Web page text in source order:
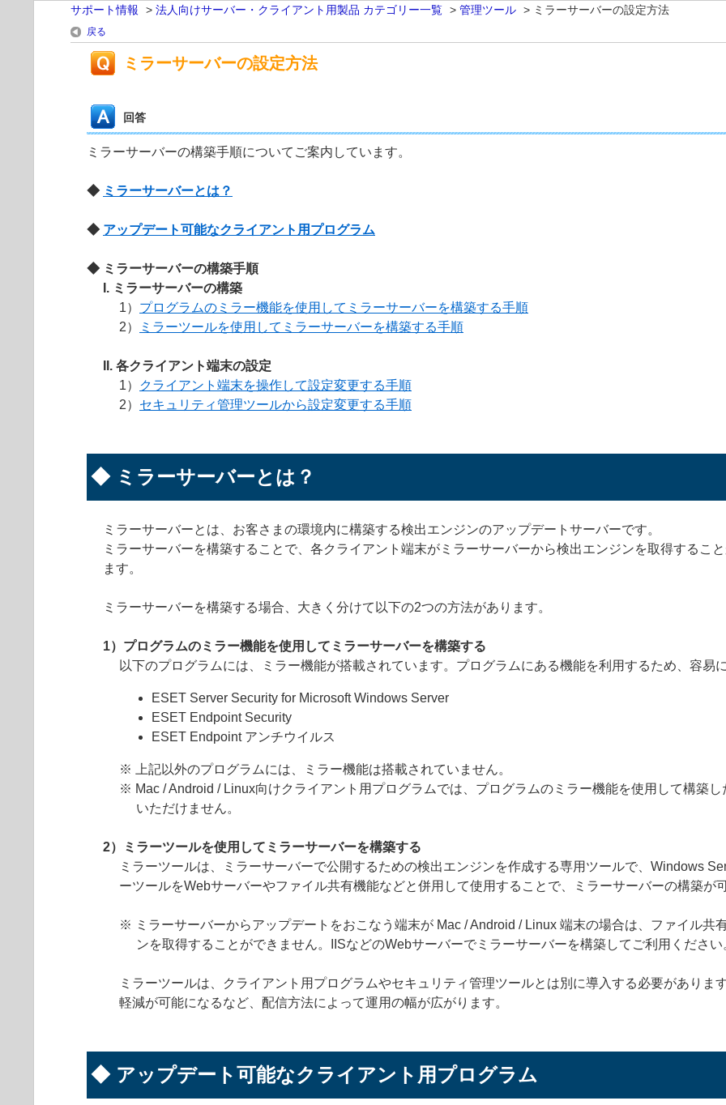
サポート情報 > 法人向けサーバー・クライアント用製品 カテゴリー一覧 > 管理ツール > ミラーサーバーの設定方法
戻る
ミラーサーバーの設定方法
回答
ミラーサーバーの構築手順についてご案内しています。
◆ ミラーサーバーとは？
◆ アップデート可能なクライアント用プログラム
◆ ミラーサーバーの構築手順
I. ミラーサーバーの構築
1） プログラムのミラー機能を使用してミラーサーバーを構築する手順
2）
ミラーツールを使用してミラーサーバーを構築する手順
II. 各クライアント端末の設定
1）
クライアント端末を操作して設定変更する手順
2） セキュリティ管理ツールから設定変更する手順
◆ ミラーサーバーとは？
ミラーサーバーとは、お客さまの環境内に構築する検出エンジンのアップデートサーバーです。
ミラーサーバーを構築することで、各クライアント端末がミラーサーバーから検出エンジンを取得するこ
ます。
ミラーサーバーを構築する場合、大きく分けて以下の2つの方法があります。
1）プログラムのミラー機能を使用してミラーサーバーを構築する
以下のプログラムには、ミラー機能が搭載されています。プログラムにある機能を利用するため、容易
ESET Server Security for Microsoft Windows Server
ESET Endpoint Security
ESET Endpoint アンチウイルス
※ 上記以外のプログラムには、ミラー機能は搭載されていません。
※ Mac / Android / Linux向けクライアント用プログラムでは、プログラムのミラー機能を使用して構築
いただけません。
2）ミラーツールを使用してミラーサーバーを構築する
ミラーツールは、ミラーサーバーで公開するための検出エンジンを作成する専用ツールで、Windows
ーツールをWebサーバーやファイル共有機能などと併用して使用することで、ミラーサーバーの構築が
※ ミラーサーバーからアップデートをおこなう端末が Mac / Android / Linux 端末の場合は、ファイル共
ンを取得することができません。IISなどのWebサーバーでミラーサーバーを構築してご利用ください
ミラーツールは、クライアント用プログラムやセキュリティ管理ツールとは別に導入する必要がありま
軽減が可能になるなど、配信方法によって運用の幅が広がります。
◆ アップデート可能なクライアント用プログラム